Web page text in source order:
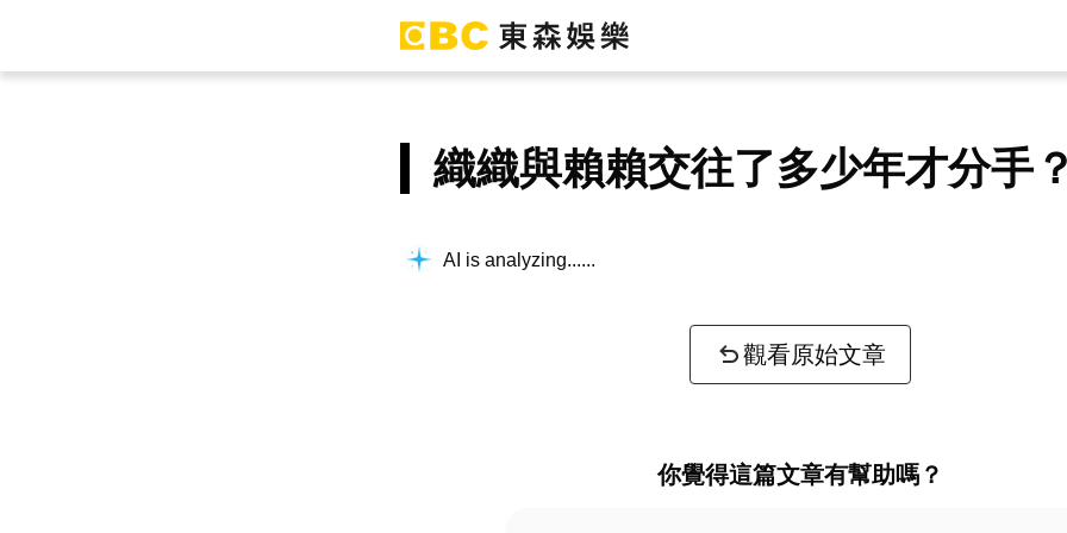
織織與賴賴交往了多少年才分手
AI is analyzing...
觀看原始文章
你覺得這篇文章有幫助嗎？